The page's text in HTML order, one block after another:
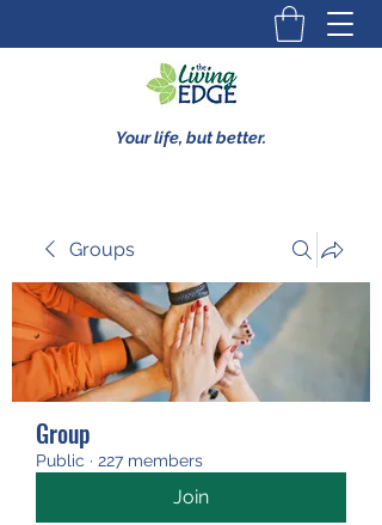
Your life, but better.
Groups
Group
Public · 227 members
Join